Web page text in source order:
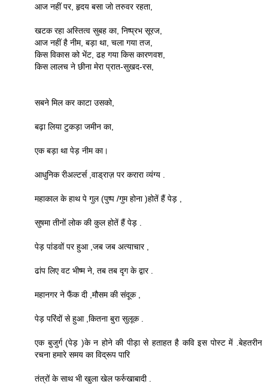
आज नहीं पर, हृदय बसा जो तरुवर रहता,
खटक रहा अस्तित्व सुबह का, निष्प्रभ सूरज,
आज नहीं है नीम, बड़ा था, चला गया तज,
किस विकास को भेंट, ढह गया किस कारणवश,
किस लालच ने छीना मेरा प्रात-सुखद-रस,
सबने मिल कर काटा उसको,
बढ़ा लिया टुकड़ा जमीन का,
एक बड़ा था पेड़ नीम का।
आधुनिक रीअल्टर्स ,वाड्राज़ पर करारा व्यंग्य .
महाकाल के हाथ पे गुल (पुष्प /गुम होना )होतें हैं पेड़ ,
सुषमा तीनों लोक की कुल होतें हैं पेड़ .
पेड़ पांडवों पर हुआ ,जब जब अत्याचार ,
ढांप लिए वट भीष्म ने, तब तब दृग के द्वार .
महानगर ने फैंक दी ,मौसम की संदूक ,
पेड़ परिंदों से हुआ ,कितना बुरा सुलूक .
एक बुजुर्ग (पेड़ )के न होने की पीड़ा से हताहत है कवि इस पोस्ट में .बेहतरीन
रचना हमारे समय का विद्रूप पारि
तंत्रों के साथ भी खुला खेल फर्रुखाबादी .